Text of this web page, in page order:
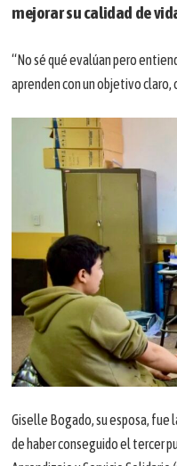
mejorar su calidad de
“No sé qué evalúan pero
aprenden con un objetivo claro,
Giselle Bogado, su esposa, fue
de haber conseguido el tercer